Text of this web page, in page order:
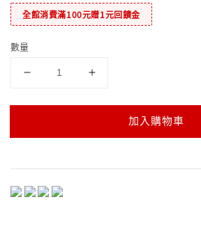
全館消費滿100元贈1元回饋金
數量
加入購物車